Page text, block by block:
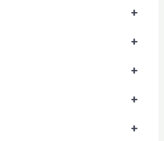
+
+
+
+
+